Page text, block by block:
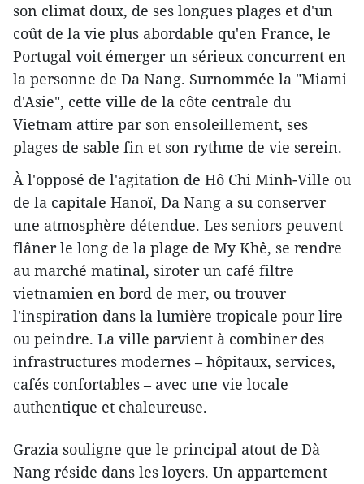
son climat doux, de ses longues plages et d'un
coût de la vie plus abordable qu'en France, le
Portugal voit émerger un sérieux concurrent en
la personne de Da Nang. Surnommée la "Miami
d'Asie", cette ville de la côte centrale du
Vietnam attire par son ensoleillement, ses
plages de sable fin et son rythme de vie serein.
À l'opposé de l'agitation de Hô Chi Minh-Ville ou
de la capitale Hanoï, Da Nang a su conserver
une atmosphère détendue. Les seniors peuvent
flâner le long de la plage de My Khê, se rendre
au marché matinal, siroter un café filtre
vietnamien en bord de mer, ou trouver
l'inspiration dans la lumière tropicale pour lire
ou peindre. La ville parvient à combiner des
infrastructures modernes – hôpitaux, services,
cafés confortables – avec une vie locale
authentique et chaleureuse.
Grazia souligne que le principal atout de Dà
Nang réside dans les loyers. Un appartement